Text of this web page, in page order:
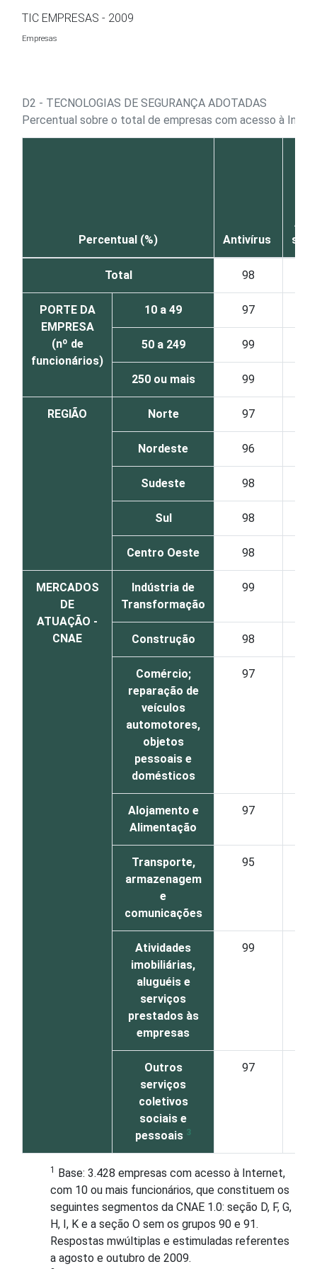
TIC EMPRESAS - 2009
Empresas
D2 - TECNOLOGIAS DE SEGURANÇA ADOTADAS
Percentual sobre o total de empresas com acesso à
Percentual (%) Antivírus
Total 98
PORTE DA
EMPRESA
(nº de
funcionários)
10 a 49 97
50 a 249 99
250 ou mais 99
REGIÃO Norte 97
Nordeste 96
Sudeste 98
Sul 98
Centro Oeste 98
MERCADOS
DE
ATUAÇÃO -
CNAE
Indústria de
Transformação
99
Construção 98
Comércio;
reparação de
veículos
automotores,
objetos
pessoais e
domésticos
97
Alojamento e
Alimentação
97
Transporte,
armazenagem
e
comunicações
95
Atividades
imobiliárias,
aluguéis e
serviços
prestados às
empresas
99
Outros
serviços
coletivos
sociais e
pessoais 3
97
1 Base: 3.428 empresas com acesso à Internet,
com 10 ou mais funcionários, que constituem os
seguintes segmentos da CNAE 1.0: seção D, F, G,
H, I, K e a seção O sem os grupos 90 e 91.
Respostas mwúltiplas e estimuladas referentes
a agosto e outubro de 2009.